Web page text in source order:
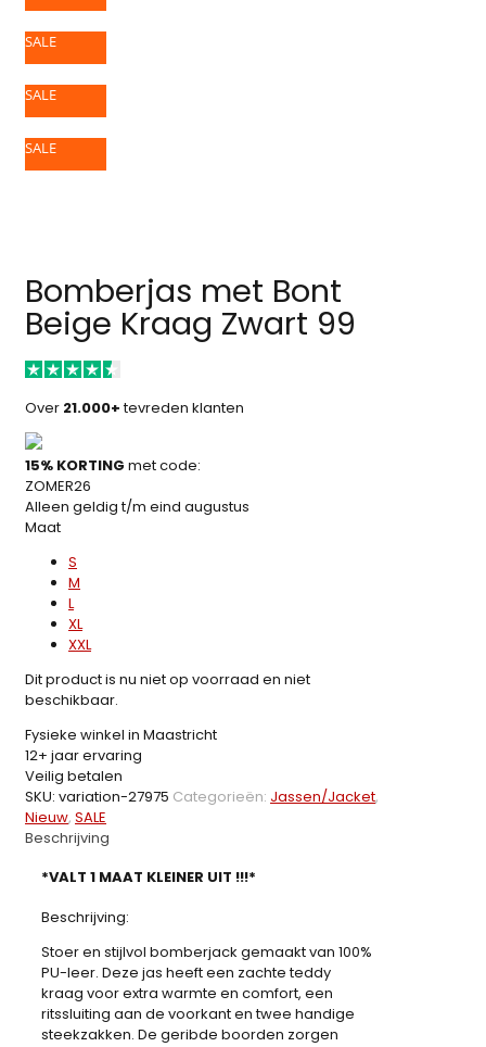
SALE
SALE
SALE
Bomberjas met Bont
Beige Kraag Zwart 99
Over 21.000+tevreden klanten
15% KORTING met code:
ZOMER26
Alleen geldig t/m eind augustus
Maat
S
M
L
XL
XXL
Dit product is nu niet op voorraad en niet
beschikbaar.
Fysieke winkel in Maastricht
12+ jaar ervaring
Veilig betalen
SKU: variation-27975 Categorieën: Jassen/Jacket,
Nieuw, SALE
Beschrijving
*VALT 1 MAAT KLEINER UIT !!!*
Beschrijving:
Stoer en stijlvol bomberjack gemaakt van 100%
PU-leer. Deze jas heeft een zachte teddy
kraag voor extra warmte en comfort, een
ritssluiting aan de voorkant en twee handige
steekzakken. De geribde boorden zorgen